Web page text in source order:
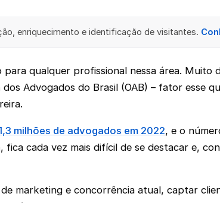
enriquecimento e identificação de visitantes.
qualquer profissional nessa área.
Advogados do Brasil (OAB) – fator esse
milhões de advogados em 2022, e o
cada vez mais difícil de se destacar e,
marketing e concorrência atual, captar